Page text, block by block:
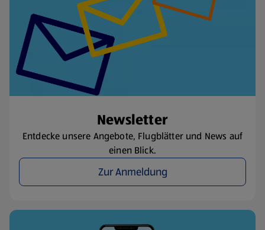
Newsletter
Entdecke unsere Angebote, Flugblätter und News auf
einen Blick.
Zur Anmeldung